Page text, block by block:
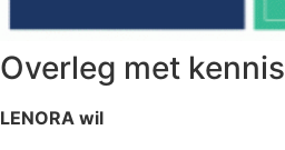
Overleg met kennis
LENORA wil